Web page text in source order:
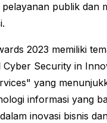
publik dan
2023 memiliki
Cyber Security in
yang
informasi yang
inovasi bisnis